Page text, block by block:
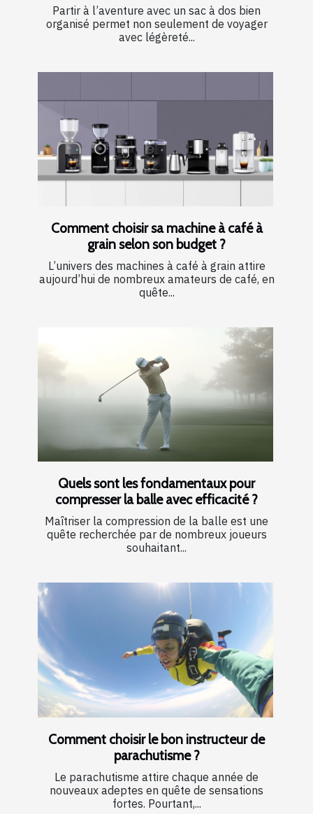
Partir à l’aventure avec un sac à dos bien
organisé permet non seulement de voyager
avec légèreté...
Comment choisir sa machine à café à
grain selon son budget ?
L’univers des machines à café à grain attire
aujourd’hui de nombreux amateurs de café, en
quête...
Quels sont les fondamentaux pour
compresser la balle avec efficacité ?
Maîtriser la compression de la balle est une
quête recherchée par de nombreux joueurs
souhaitant...
Comment choisir le bon instructeur de
parachutisme ?
Le parachutisme attire chaque année de
nouveaux adeptes en quête de sensations
fortes. Pourtant,...